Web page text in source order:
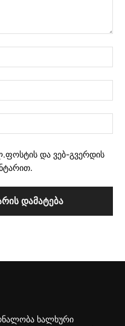
და ვებ-გვერდის
ხალხური